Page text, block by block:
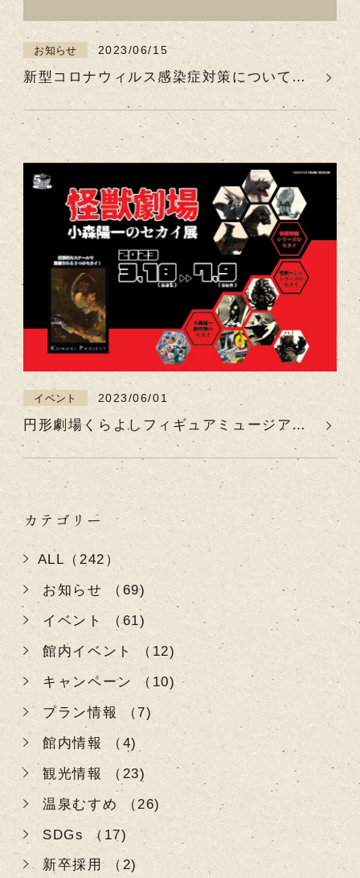
お知らせ 2023/06/15
新型コロナウィルス感染症対策について
（2023年6月30日より変更）
イベント 2023/06/01
円形劇場くらよしフィギュアミュージアム
特別展「怪獣劇場 小森陽一のセカイ展」
【2023年3月18日（土）~ 7月9日（日）】
カテゴリー
ALL（242）
お知らせ （69)
イベント （61)
館内イベント （12)
キャンペーン （10)
プラン情報 （7)
館内情報 （4)
観光情報 （23)
温泉むすめ （26)
SDGs （17)
新卒採用 （2)